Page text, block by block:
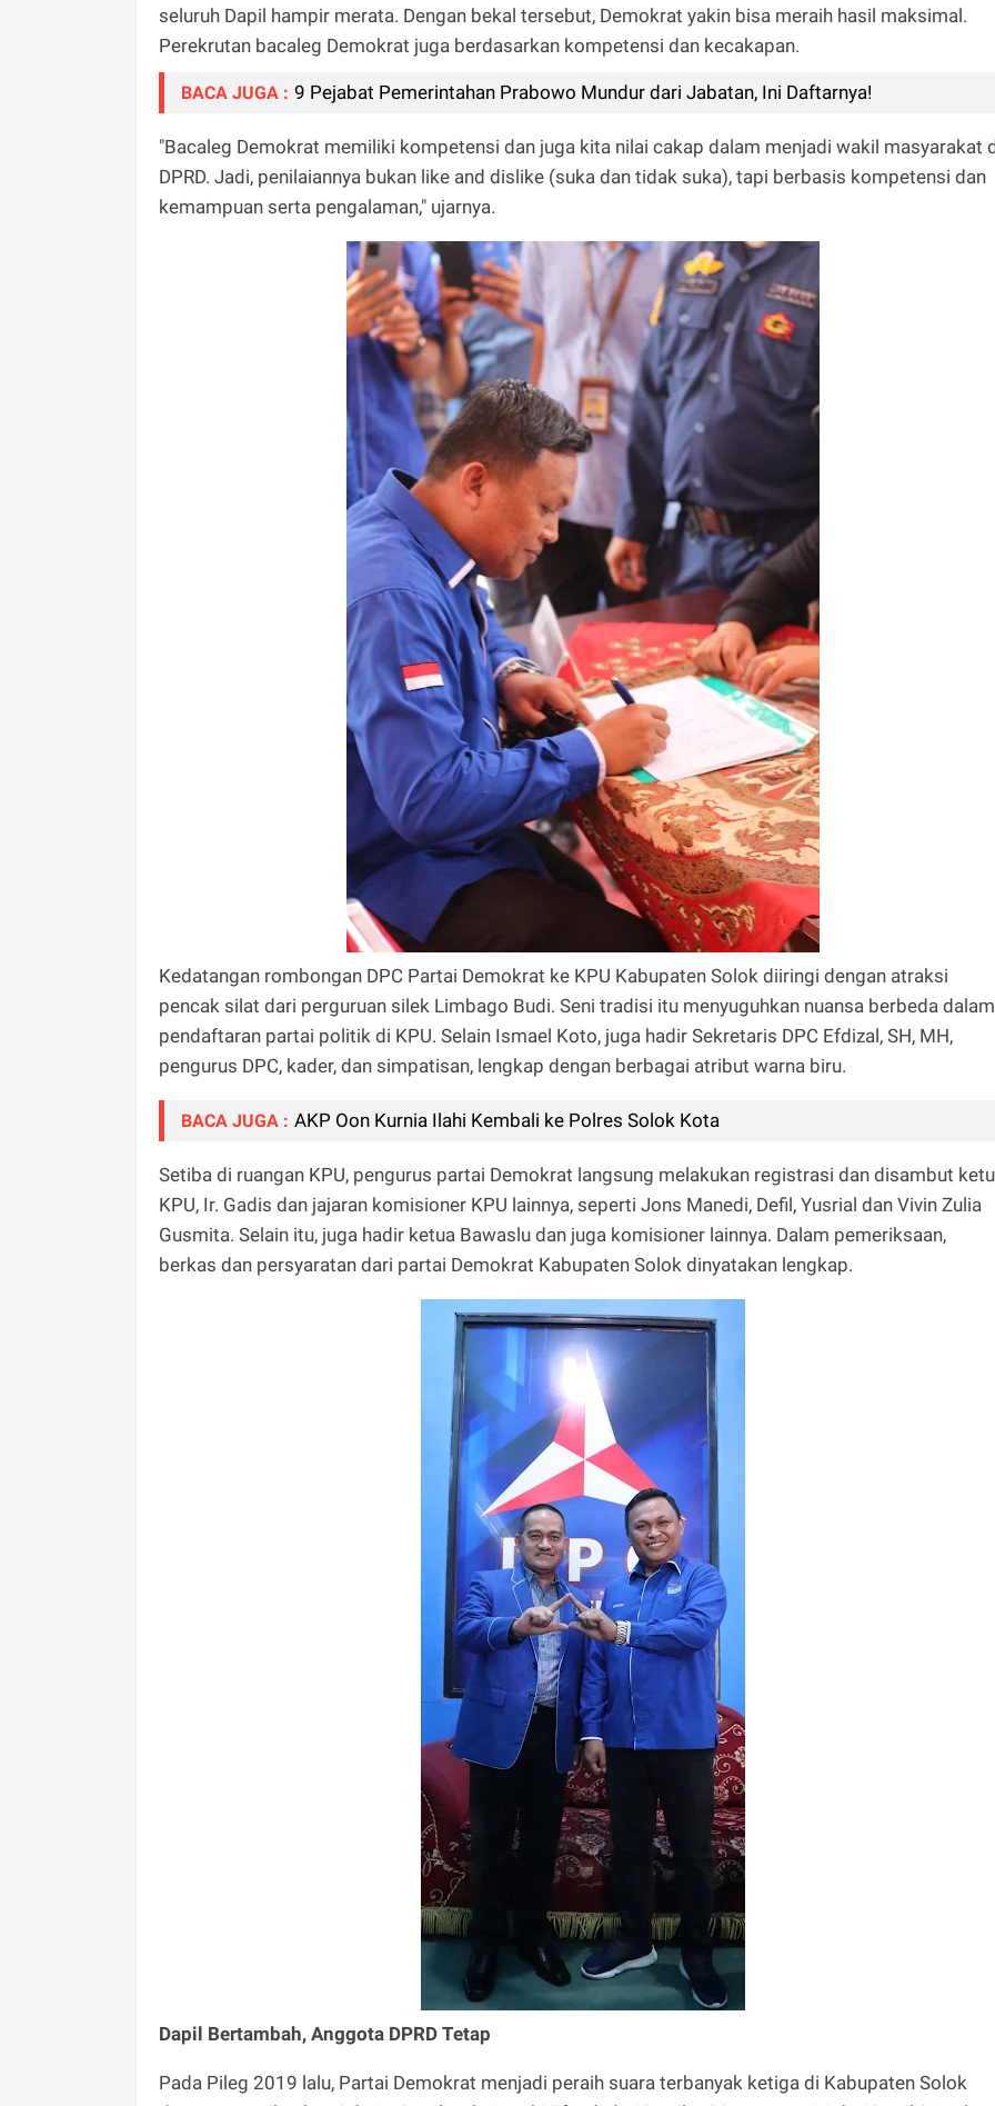
seluruh Dapil hampir merata. Dengan bekal tersebut, Demokrat yakin bisa meraih hasil maksimal.
Perekrutan bacaleg Demokrat juga berdasarkan kompetensi dan kecakapan.
BACA JUGA : 9 Pejabat Pemerintahan Prabowo Mundur dari Jabatan, Ini Daftarnya!
"Bacaleg Demokrat memiliki kompetensi dan juga kita nilai cakap dalam menjadi wakil masyarakat
DPRD. Jadi, penilaiannya bukan like and dislike (suka dan tidak suka), tapi berbasis kompetensi dan
kemampuan serta pengalaman," ujarnya.
Kedatangan rombongan DPC Partai Demokrat ke KPU Kabupaten Solok diiringi dengan atraksi
pencak silat dari perguruan silek Limbago Budi. Seni tradisi itu menyuguhkan nuansa berbeda dalam
pendaftaran partai politik di KPU. Selain Ismael Koto, juga hadir Sekretaris DPC Efdizal, SH, MH,
pengurus DPC, kader, dan simpatisan, lengkap dengan berbagai atribut warna biru.
BACA JUGA : AKP Oon Kurnia Ilahi Kembali ke Polres Solok Kota
Setiba di ruangan KPU, pengurus partai Demokrat langsung melakukan registrasi dan disambut
KPU, Ir. Gadis dan jajaran komisioner KPU lainnya, seperti Jons Manedi, Defil, Yusrial dan Vivin Zulia
Gusmita. Selain itu, juga hadir ketua Bawaslu dan juga komisioner lainnya. Dalam pemeriksaan,
berkas dan persyaratan dari partai Demokrat Kabupaten Solok dinyatakan lengkap.
Dapil Bertambah, Anggota DPRD Tetap
Pada Pileg 2019 lalu, Partai Demokrat menjadi peraih suara terbanyak ketiga di Kabupaten Solok